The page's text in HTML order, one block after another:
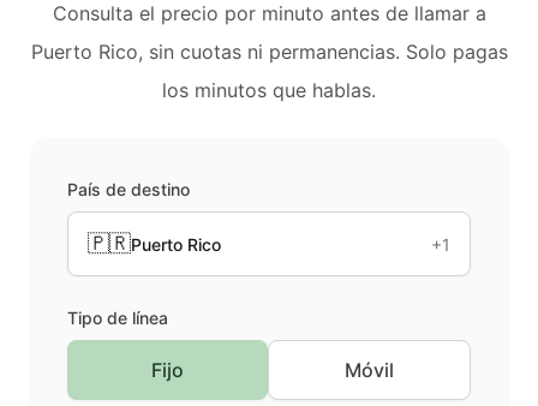
Consulta el precio por minuto antes de llamar a
Puerto Rico, sin cuotas ni permanencias. Solo pagas
los minutos que hablas.
País de destino
🇵🇷Puerto Rico +1
Tipo de línea
Fijo Móvil